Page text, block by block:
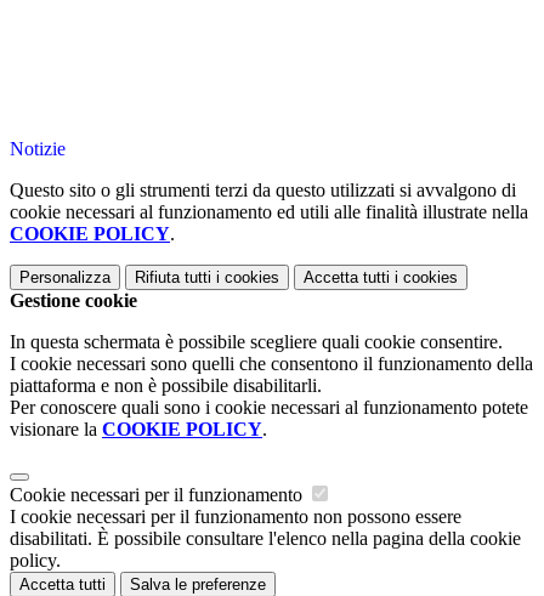
Notizie
Questo sito o gli strumenti terzi da questo utilizzati si avvalgono di
cookie necessari al funzionamento ed utili alle finalità illustrate nella
COOKIE POLICY.
Personalizza Rifiuta tutti i cookies Accetta tutti i cookies
Gestione cookie
In questa schermata è possibile scegliere quali cookie consentire.
I cookie necessari sono quelli che consentono il funzionamento della
piattaforma e non è possibile disabilitarli.
Per conoscere quali sono i cookie necessari al funzionamento potete
visionare la COOKIE POLICY.
Cookie necessari per il funzionamento
I cookie necessari per il funzionamento non possono essere
disabilitati. È possibile consultare l'elenco nella pagina della cookie
policy.
Accetta tutti Salva le preferenze